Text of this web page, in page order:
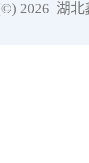
2026 湖北